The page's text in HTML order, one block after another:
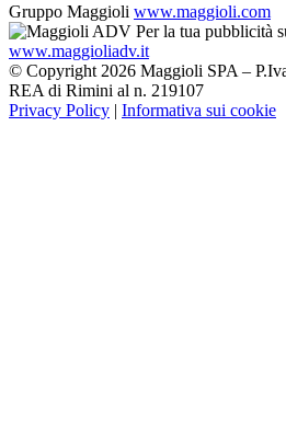
Gruppo Maggioli www.maggioli.com
Per la tua pubblicità
www.maggioliadv.it
© Copyright 2026 Maggioli SPA –
REA di Rimini al n. 219107
Privacy Policy | Informativa sui cookie